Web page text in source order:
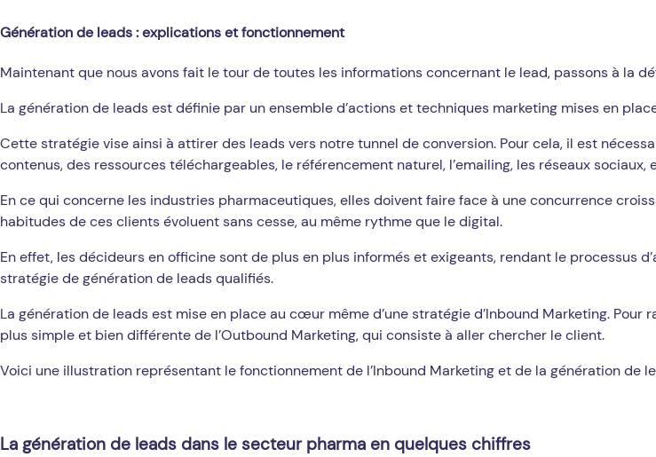
Génération de leads : explications et fonctionnement
Maintenant que nous avons fait le tour de toutes les informations concernant le lead, passons à la
La génération de leads est définie par un ensemble d’actions et techniques marketing mises en
Cette stratégie vise ainsi à attirer des leads vers notre tunnel de conversion. Pour cela, il est
contenus, des ressources téléchargeables, le référencement naturel, l’emailing, les réseaux sociaux,
En ce qui concerne les industries pharmaceutiques, elles doivent faire face à une concurrence
habitudes de ces clients évoluent sans cesse, au même rythme que le digital.
En effet, les décideurs en officine sont de plus en plus informés et exigeants, rendant le processus
stratégie de génération de leads qualifiés.
La génération de leads est mise en place au cœur même d’une stratégie d’Inbound Marketing.
plus simple et bien différente de l’Outbound Marketing, qui consiste à aller chercher le client.
Voici une illustration représentant le fonctionnement de l’Inbound Marketing et de la génération de
La génération de leads dans le secteur pharma en quelques chiffres